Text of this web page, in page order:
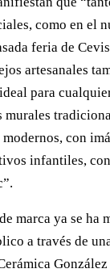
como en el
feria de
artesanales
para
con
infantiles,
marca ya se ha
a través de